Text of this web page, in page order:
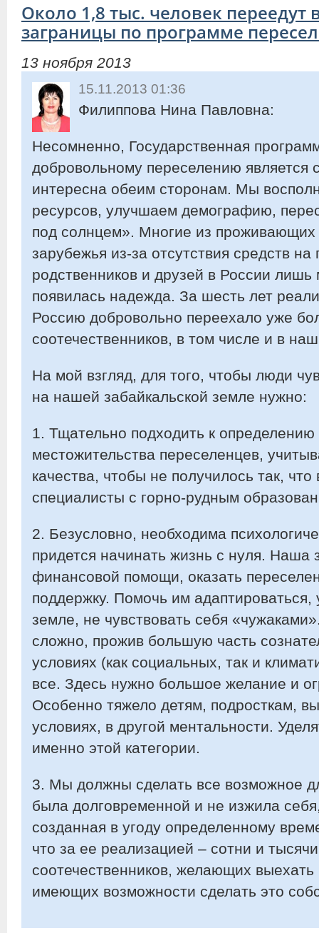
Около 1,8 тыс. человек переедут
заграницы по программе
13 ноября 2013
15.11.2013 01:36
Филиппова Нина Павловна:
Несомненно, Государственная
добровольному переселению является
интересна обеим сторонам. Мы
ресурсов, улучшаем демографию,
под солнцем». Многие из проживающих
зарубежья из-за отсутствия средств
родственников и друзей в России
появилась надежда. За шесть лет
Россию добровольно переехало уже
соотечественников, в том числе и в
На мой взгляд, для того, чтобы люди
на нашей забайкальской земле нужно:
1. Тщательно подходить к
местожительства переселенцев,
качества, чтобы не получилось так,
специалисты с горно-рудным
2. Безусловно, необходима
придется начинать жизнь с нуля. Наша
финансовой помощи, оказать
поддержку. Помочь им адаптироваться,
земле, не чувствовать себя
сложно, прожив большую часть
условиях (как социальных, так и
все. Здесь нужно большое желание и
Особенно тяжело детям, подросткам,
условиях, в другой ментальности.
именно этой категории.
3. Мы должны сделать все возможное
была долговременной и не изжила
созданная в угоду определенному
что за ее реализацией – сотни и
соотечественников, желающих
имеющих возможности сделать это